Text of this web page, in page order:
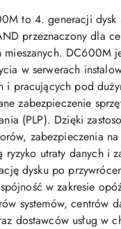
to 4. generacji dysk
przeznaczony dla
mieszanych. DC600M
w serwerach
i pracujących pod
zabezpieczenie
(PLP). Dzięki
zabezpieczenia
ryzyko utraty danych i
dysku po
w zakresie
systemów, centrów
dostawców usług w